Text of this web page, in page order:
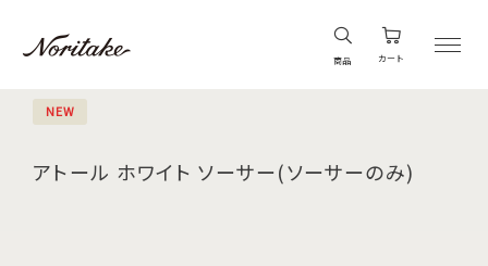
商品 カート
NEW
アトール ホワイト ソーサー(ソーサーのみ)